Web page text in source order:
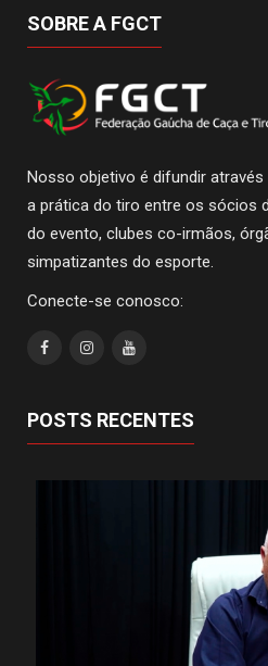
SOBRE A FGCT
Nosso objetivo é difundir
a prática do tiro entre os sócios
do evento, clubes co-irmãos,
simpatizantes do esporte.
Conecte-se conosco:
POSTS RECENTES